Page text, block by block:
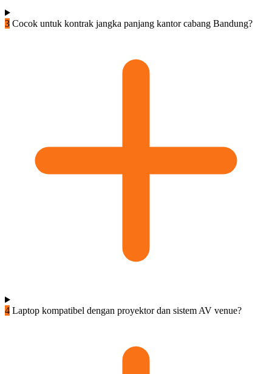
3 Cocok untuk kontrak jangka panjang kantor cabang Bandung?
4 Laptop kompatibel dengan proyektor dan sistem AV venue?